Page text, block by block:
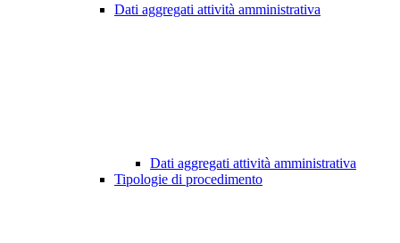
Dati aggregati attività amministrativa
Dati aggregati attività amministrativa
Tipologie di procedimento